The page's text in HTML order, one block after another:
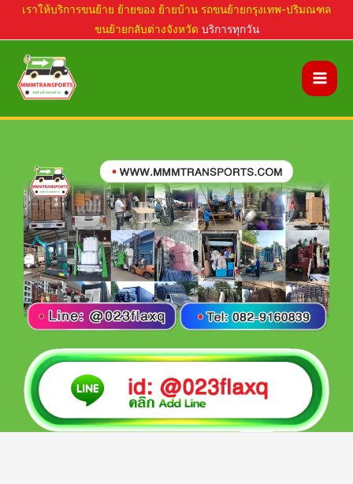
Skip
content
เราให้บริการขนย้าย ย้ายของ ย้ายบ้าน รถขนย้ายกรุงเทพ-ปริมณฑล
ขนย้ายกลับต่างจังหวัด บริการทุกวัน